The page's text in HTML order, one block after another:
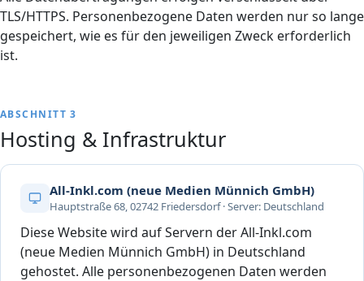
TLS/HTTPS. Personenbezogene Daten werden nur so lange
gespeichert, wie es für den jeweiligen Zweck erforderlich
ist.
ABSCHNITT 3
Hosting & Infrastruktur
All-Inkl.com (neue Medien Münnich GmbH)
Hauptstraße 68, 02742 Friedersdorf · Server: Deutschland
Diese Website wird auf Servern der All-Inkl.com
(neue Medien Münnich GmbH) in Deutschland
gehostet. Alle personenbezogenen Daten werden